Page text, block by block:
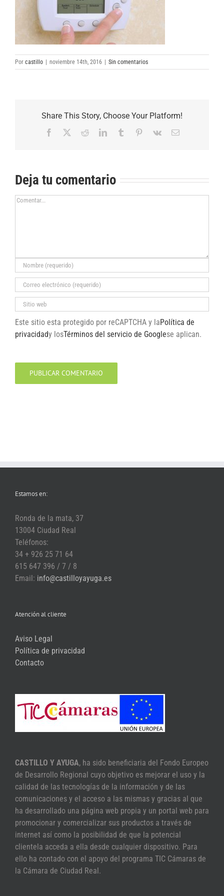
Por castillo noviembre 14th, 2016 Sin comentarios
Share This Story, Choose Your Platform!
Facebook RedditLinkedInTumblr Pinterest
Vk
Correo
Deja tu comentario
Comentar
Este sitio esta protegido por reCAPTCHA y laPolítica de
privacidady losTérminos del servicio de Googlese aplican.
Estamos en:
Ronda de la mata, 37
13004 Ciudad Real
Teléfonos:
34 + 926 25 71 64
615 647 396 / 7 / 8
Email: info@castilloyayuga.es
Atención al cliente
Aviso Legal
Política de privacidad
Contacto
CASTILLO Y AYUGA, ha sido beneficiaria del Fondo Europeo
de Desarrollo Regional cuyo objetivo es mejorar el uso y la
calidad de las tecnologías de la información y de las
comunicaciones y el acceso a las mismas y gracias al que
ha desarrollado una página web propia y un portal web para
promocionar y comercializar sus productos a través de
internet así como la posibilidad de que la potencial
clientela acceda a ella desde cualquier dispositivo. Para
ello ha contado con el apoyo del programa TIC Cámaras de
la Cámara de Ciudad Real.